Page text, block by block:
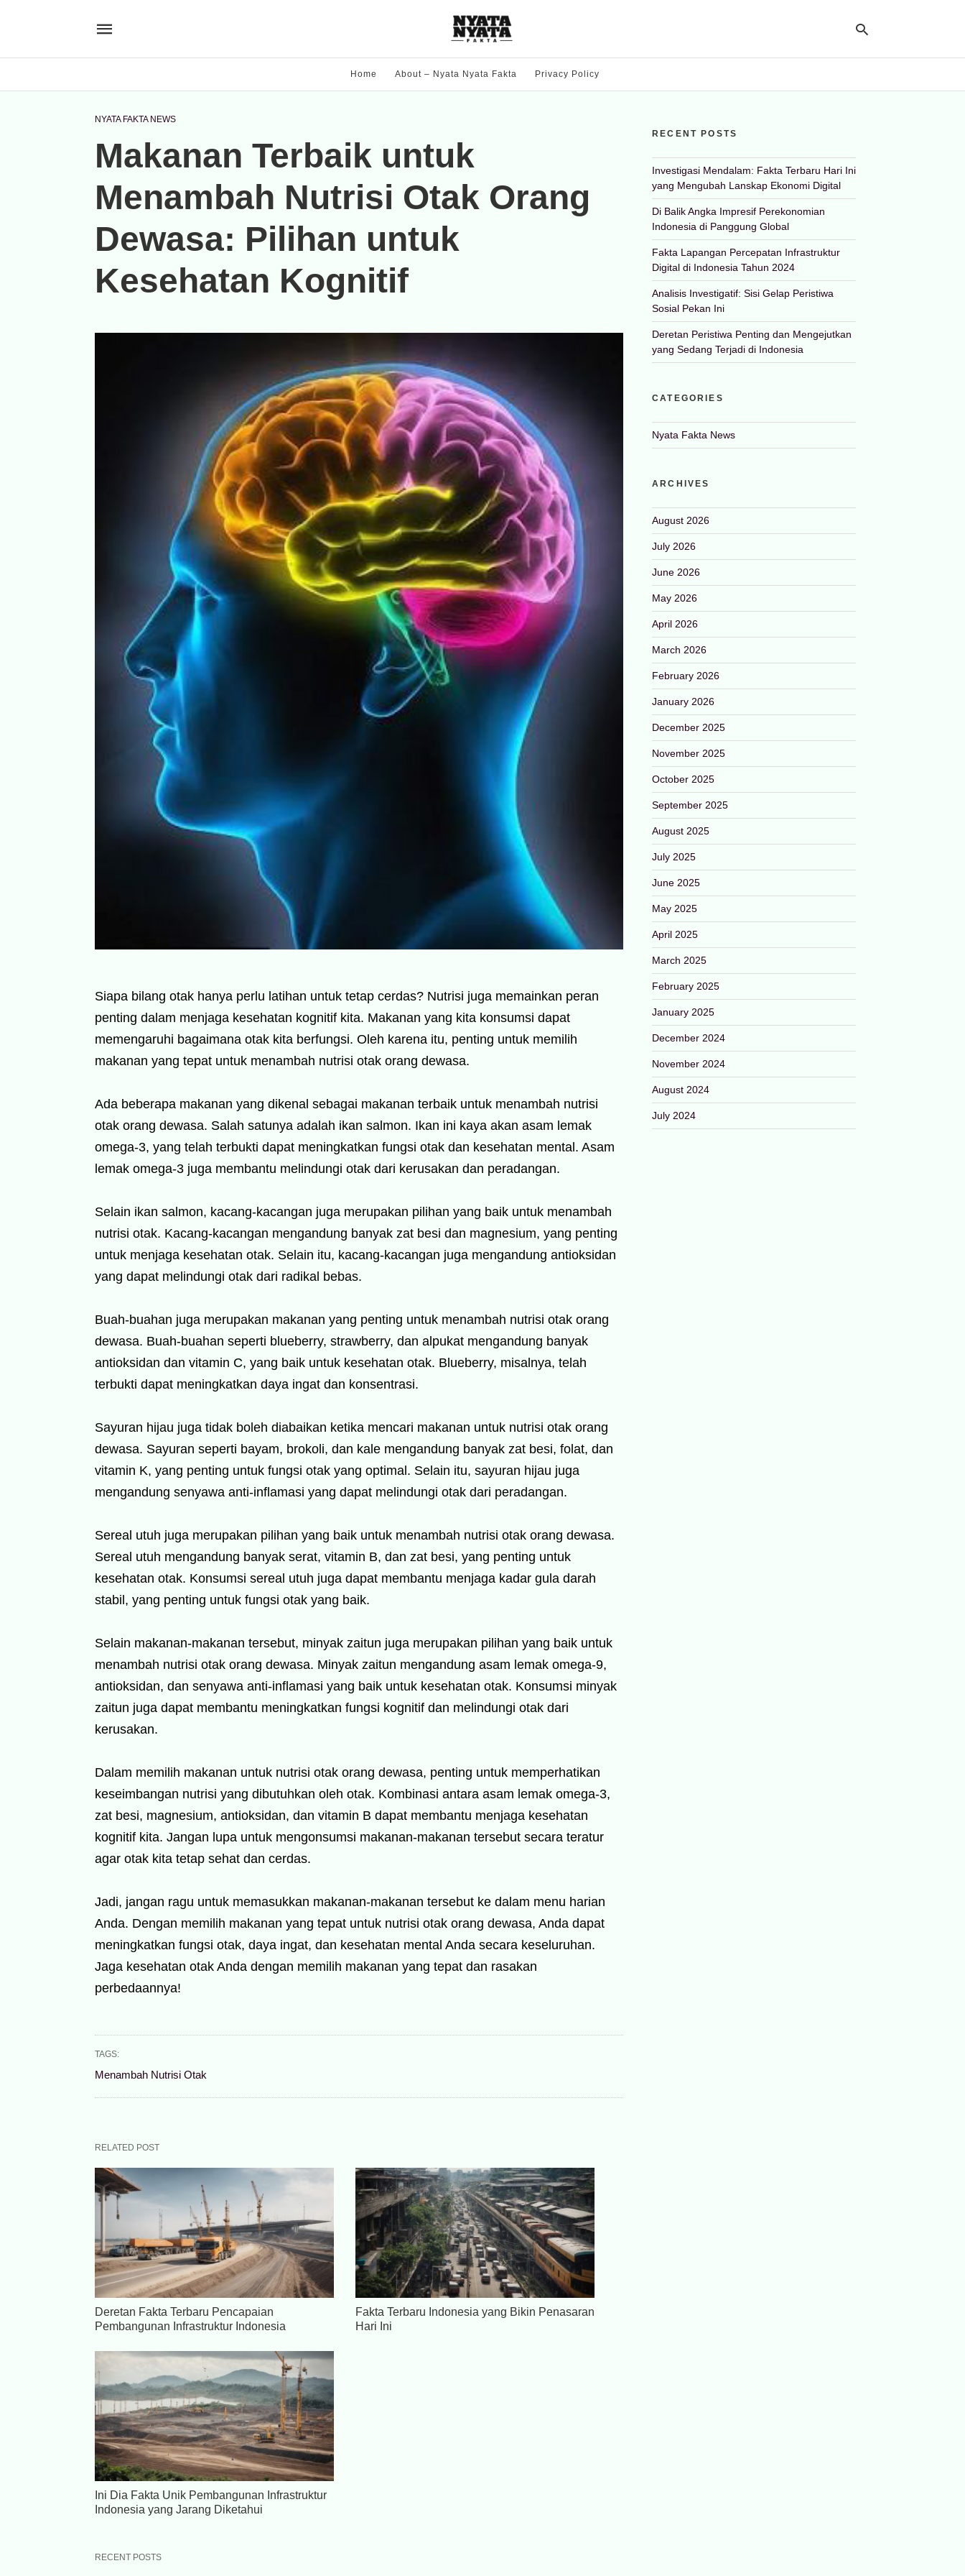
Home About – Nyata Nyata Fakta Privacy Policy
NYATA FAKTA NEWS
Makanan Terbaik untuk
Menambah Nutrisi Otak Orang
Dewasa: Pilihan untuk
Kesehatan Kognitif
Siapa bilang otak hanya perlu latihan untuk tetap cerdas? Nutrisi juga memainkan peran
penting dalam menjaga kesehatan kognitif kita. Makanan yang kita konsumsi dapat
memengaruhi bagaimana otak kita berfungsi. Oleh karena itu, penting untuk memilih
makanan yang tepat untuk menambah nutrisi otak orang dewasa.
Ada beberapa makanan yang dikenal sebagai makanan terbaik untuk menambah nutrisi
otak orang dewasa. Salah satunya adalah ikan salmon. Ikan ini kaya akan asam lemak
omega-3, yang telah terbukti dapat meningkatkan fungsi otak dan kesehatan mental. Asam
lemak omega-3 juga membantu melindungi otak dari kerusakan dan peradangan.
Selain ikan salmon, kacang-kacangan juga merupakan pilihan yang baik untuk menambah
nutrisi otak. Kacang-kacangan mengandung banyak zat besi dan magnesium, yang penting
untuk menjaga kesehatan otak. Selain itu, kacang-kacangan juga mengandung antioksidan
yang dapat melindungi otak dari radikal bebas.
Buah-buahan juga merupakan makanan yang penting untuk menambah nutrisi otak orang
dewasa. Buah-buahan seperti blueberry, strawberry, dan alpukat mengandung banyak
antioksidan dan vitamin C, yang baik untuk kesehatan otak. Blueberry, misalnya, telah
terbukti dapat meningkatkan daya ingat dan konsentrasi.
Sayuran hijau juga tidak boleh diabaikan ketika mencari makanan untuk nutrisi otak orang
dewasa. Sayuran seperti bayam, brokoli, dan kale mengandung banyak zat besi, folat, dan
vitamin K, yang penting untuk fungsi otak yang optimal. Selain itu, sayuran hijau juga
mengandung senyawa anti-inflamasi yang dapat melindungi otak dari peradangan.
Sereal utuh juga merupakan pilihan yang baik untuk menambah nutrisi otak orang dewasa.
Sereal utuh mengandung banyak serat, vitamin B, dan zat besi, yang penting untuk
kesehatan otak. Konsumsi sereal utuh juga dapat membantu menjaga kadar gula darah
stabil, yang penting untuk fungsi otak yang baik.
Selain makanan-makanan tersebut, minyak zaitun juga merupakan pilihan yang baik untuk
menambah nutrisi otak orang dewasa. Minyak zaitun mengandung asam lemak omega-9,
antioksidan, dan senyawa anti-inflamasi yang baik untuk kesehatan otak. Konsumsi minyak
zaitun juga dapat membantu meningkatkan fungsi kognitif dan melindungi otak dari
kerusakan.
Dalam memilih makanan untuk nutrisi otak orang dewasa, penting untuk memperhatikan
keseimbangan nutrisi yang dibutuhkan oleh otak. Kombinasi antara asam lemak omega-3,
zat besi, magnesium, antioksidan, dan vitamin B dapat membantu menjaga kesehatan
kognitif kita. Jangan lupa untuk mengonsumsi makanan-makanan tersebut secara teratur
agar otak kita tetap sehat dan cerdas.
Jadi, jangan ragu untuk memasukkan makanan-makanan tersebut ke dalam menu harian
Anda. Dengan memilih makanan yang tepat untuk nutrisi otak orang dewasa, Anda dapat
meningkatkan fungsi otak, daya ingat, dan kesehatan mental Anda secara keseluruhan.
Jaga kesehatan otak Anda dengan memilih makanan yang tepat dan rasakan
perbedaannya!
TAGS:
Menambah Nutrisi Otak
RELATED POST
Deretan Fakta Terbaru Pencapaian
Pembangunan Infrastruktur Indonesia
Fakta Terbaru Indonesia yang Bikin Penasaran
Hari Ini
Ini Dia Fakta Unik Pembangunan Infrastruktur
Indonesia yang Jarang Diketahui
RECENT POSTS
RECENT POSTS
Investigasi Mendalam: Fakta Terbaru Hari Ini
yang Mengubah Lanskap Ekonomi Digital
Di Balik Angka Impresif Perekonomian
Indonesia di Panggung Global
Fakta Lapangan Percepatan Infrastruktur
Digital di Indonesia Tahun 2024
Analisis Investigatif: Sisi Gelap Peristiwa
Sosial Pekan Ini
Deretan Peristiwa Penting dan Mengejutkan
yang Sedang Terjadi di Indonesia
CATEGORIES
Nyata Fakta News
ARCHIVES
August 2026
July 2026
June 2026
May 2026
April 2026
March 2026
February 2026
January 2026
December 2025
November 2025
October 2025
September 2025
August 2025
July 2025
June 2025
May 2025
April 2025
March 2025
February 2025
January 2025
December 2024
November 2024
August 2024
July 2024